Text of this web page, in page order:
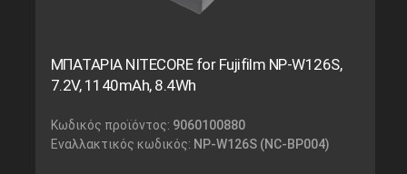
ΜΠΑΤΑΡΙΑ NITECORE for Fujifilm NP-W126S,
7.2V, 1140mAh, 8.4Wh
Κωδικός προϊόντος: 9060100880
Εναλλακτικός κωδικός: NP-W126S (NC-BP004)